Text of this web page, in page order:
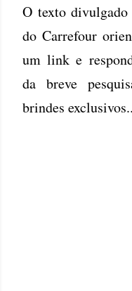
O texto divulgado
do Carrefour
um link e
da breve
brindes